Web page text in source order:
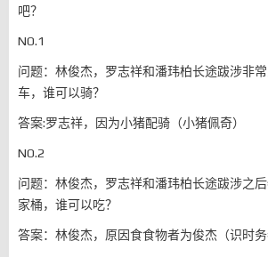
吧？
NO.1
问题：林俊杰，罗志祥和潘玮柏长途跋涉非
车，谁可以骑？
答案:罗志祥，因为小猪配骑（小猪佩奇）
NO.2
问题：林俊杰，罗志祥和潘玮柏长途跋涉之
家桶，谁可以吃？
答案：林俊杰，原因食食物者为俊杰（识时务